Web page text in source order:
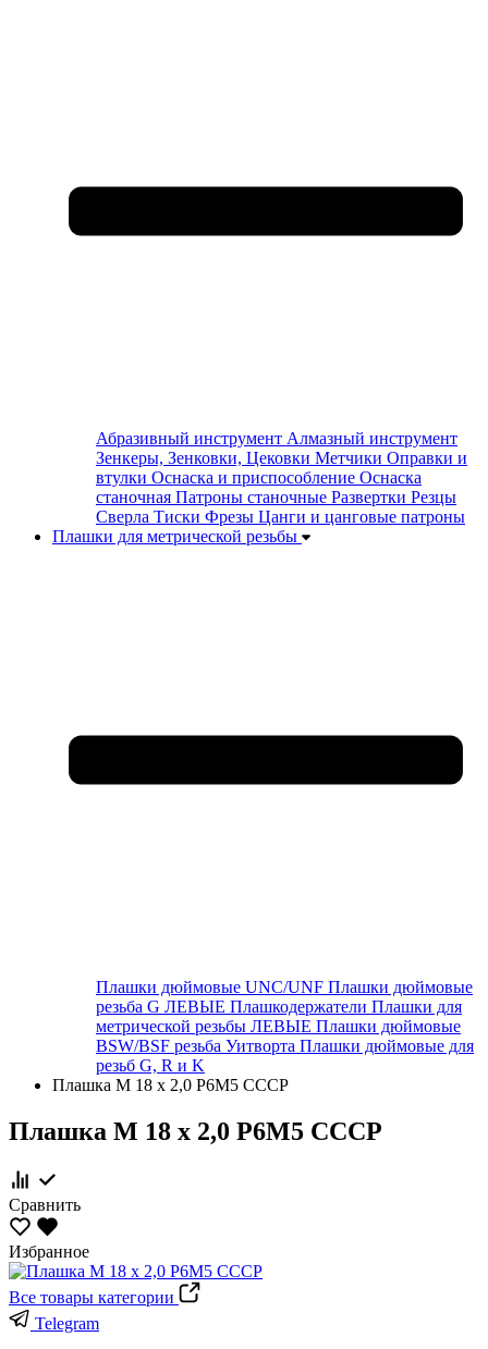
Абразивный инструмент Алмазный инструмент
Зенкеры, Зенковки, Цековки Метчики Оправки и
втулки Оснаска и приспособление Оснаска
станочная Патроны станочные Развертки Резцы
Сверла Тиски Фрезы Цанги и цанговые патроны
Плашки для метрической резьбы
Плашки дюймовые UNC/UNF Плашки дюймовые
резьба G ЛЕВЫЕ Плашкодержатели Плашки для
метрической резьбы ЛЕВЫЕ Плашки дюймовые
BSW/BSF резьба Уитворта Плашки дюймовые для
резьб G, R и K
Плашка М 18 х 2,0 Р6М5 СССР
Плашка М 18 х 2,0 Р6М5 СССР
Сравнить
Избранное
Все товары категории
Telegram